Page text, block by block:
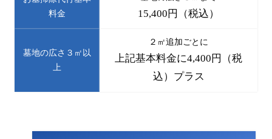
料金
15,400円（税込）
墓地の広さ３㎡以
上
２㎡追加ごとに
上記基本料金に4,400円（税
込）プラス